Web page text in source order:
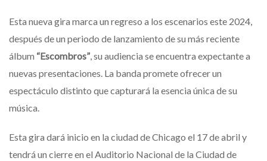
Esta nueva gira marca un regreso a los escenarios este 2024,
después de un periodo de lanzamiento de su más reciente
álbum “Escombros”, su audiencia se encuentra expectante a
nuevas presentaciones. La banda promete ofrecer un
espectáculo distinto que capturará la esencia única de su
música.
Esta gira dará inicio en la ciudad de Chicago el 17 de abril y
tendrá un cierre en el Auditorio Nacional de la Ciudad de